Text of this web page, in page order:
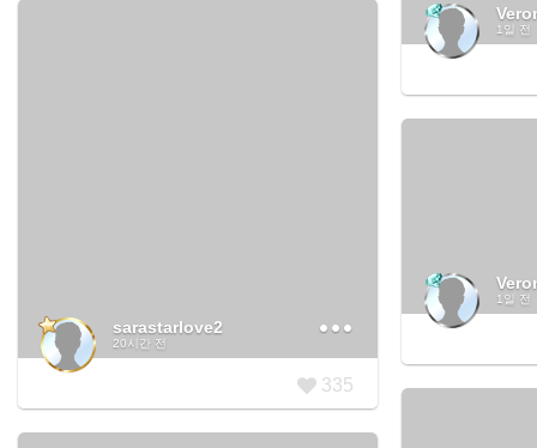
sarastarlove2
20시간 전
335
1일 전
1일 전